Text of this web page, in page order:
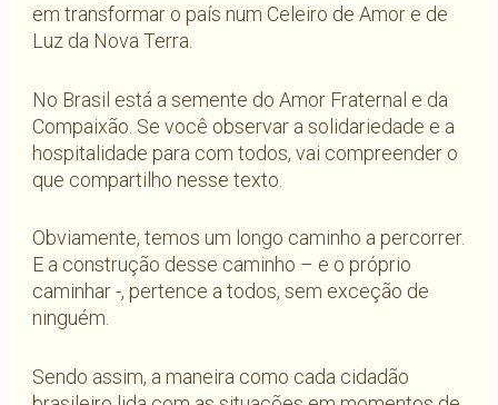
em transformar o país num Celeiro de Amor e de
Luz da Nova Terra.
No Brasil está a semente do Amor Fraternal e da
Compaixão. Se você observar a solidariedade e a
hospitalidade para com todos, vai compreender o
que compartilho nesse texto.
Obviamente, temos um longo caminho a percorrer.
E a construção desse caminho – e o próprio
caminhar -, pertence a todos, sem exceção de
ninguém.
Sendo assim, a maneira como cada cidadão